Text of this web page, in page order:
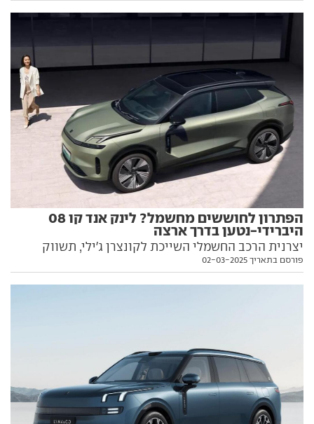
הפתרון לחוששים מחשמל? לינק אנד קו 08
היברידי-נטען בדרך ארצה
יצרנית הרכב החשמלי השייכת לקונצרן ג'ילי, תשווק
באירופה ואצלנו דגם שלישי, רכב פנאי גדול עם הנעה
פורסם בתאריך 02-03-2025